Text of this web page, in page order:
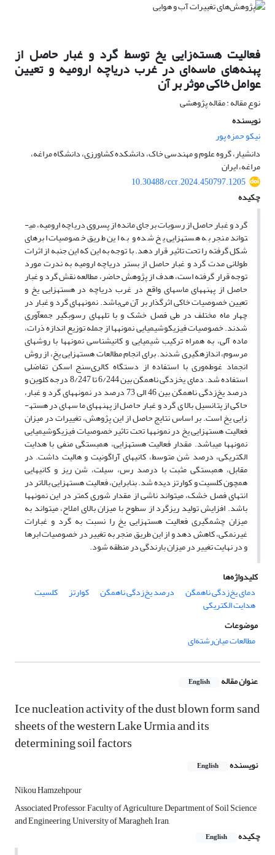
فعالیت هسته‌زایی یخ توسط گرد و غبار حاصل از
پهنه‌های ماسه‌ای در غرب دریاچه ارومیه و تعیین
عوامل خاکی موثر بر آن
نوع مقاله : مقاله پژوهشی
نویسنده
نیکو حمزه پور
دانشیار، گروه علوم و مهندسی خاک، دانشکده کشاورزی، دانشگاه مراغه،
مراغه، ایران
10.30488/ccr.2024.450797.1205
چکیده
گرد و غبار حاصل از رسوبات برجای مانده از پسروی دریاچه ارومیه، می­
تواند منجر به هسته­زایی یخ شده و به این طریق خصوصیات ابرهای
شکل گرفته را تحت تاثیر قرار دهد. با توجه به این که این جنبه از اثرات
طولانی مدت گرد و غبار حاصل از بستر دریاچه ارومیه به ندرت مورد
توجه قرار گرفته است، هدف از پژوهش حاضر، مطالعه نقش گرد و غبار
حاصل از پهنه­های ماسه­ای واقع در غرب دریاچه در هسته­زایی یخ و
تعیین خصوصیات خاکی اثرگذار بر آن می‌باشد. نمونه­های گرد و غبار در
چهار ماه مختلف در طی فصل خشک و با تله­های رسوب­گیر جمع­آوری
شدند. خصوصیات فیزیکوشیمیایی نمونه­ها از جمله توزیع اندازه ذرات،
ماده آلی، به همراه ترکیب شیمیایی و کانی­شناسی نمونه­ها با روش­های
مرسوم، اندازه­گیری شدند. برای انجام مطالعات هسته­زایی یخ، از روش
انجماد غوطه‌وری با استفاده از دستگاه کالری‌سنج اسکن تفاضلی
استفاده شد. دمای یخ­زدگی ناهمگن بین 6/244 تا 8/247 درجه کلوین و
درصد یخ‌زدگی ناهمگن بین 46 الی 73 درصد در نمونه­های گرد و غبار،
حاکی از پتانسیل بالای گرد و غبار حاصل از پهنه­های ماسه­ای در هسته­
زایی یخ است. بر اساس نتایج حاصل از این پژوهش­، تغییرات در میزان
فعالیت هسته­زایی یخ در نمونه­ها تحت تاثیر خصوصیات فیزیکوشیمیایی
نمونه­ها می­باشد. مقدار فعالیت هسته­زایی، همبستگی منفی با هدایت
الکتریکی، درصد شن متوسط، کانی­های آراگونیت و هالیت داشت. در
مقابل، همبستگی مثبت با درصد رس، سیلت، شن ریز و کانی­هایی
همچون کلسیت و کوارتز دیده شد. بنابراین، فعالیت هسته­زایی بالاتر در
انتهای فصل خشک، می­تواند ناشی از مقدار شوری کمتر در این نمونه­ها
باشد. افزایش تولید ریزگرد از سطوح با میزان بالای املاح، می­تواند به
میزان چشم­گیری فعالیت هسته­زایی یخ را نسبت به گرد و غبارات
غیرنمکی، کاهش دهد و از این طریق منجر به تغییر در خصوصیات ابرها
و در نهایت تغییر در میزان بارندگی در منطقه شود.
کلیدواژه‌ها
دمای یخ‌زدگی ناهمگن
درصد یخ‌زدگی ناهمگن کوارتز کلسیت
هدایت الکتریکی
موضوعات
مطالعات میان‌رشته‌ای
عنوان مقاله English
Ice nucleation activity of the dust blown form sand
sheets of the western Lake Urmia and its
determining soil factors
نویسنده English
Nikou Hamzehpour
Associated Professor, Faculty of Agriculture, Department of Soil Science
and Engineering, University of Maragheh, Iran,
چکیده
English